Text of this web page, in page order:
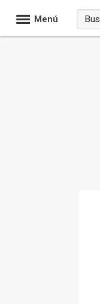
Menú